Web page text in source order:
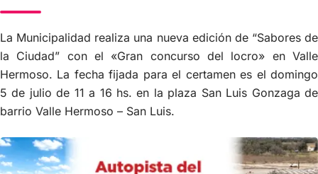
La Municipalidad realiza una nueva edición de “Sabores de
la Ciudad” con el «Gran concurso del locro» en Valle
Hermoso. La fecha fijada para el certamen es el domingo
5 de julio de 11 a 16 hs. en la plaza San Luis Gonzaga de
barrio Valle Hermoso – San Luis.